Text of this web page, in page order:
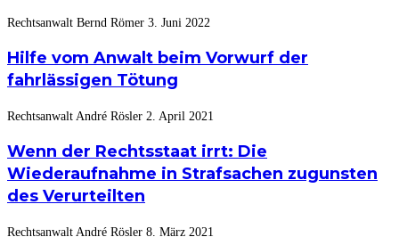
Rechtsanwalt Bernd Römer 3. Juni 2022
Hilfe vom Anwalt beim Vorwurf der
fahrlässigen Tötung
Rechtsanwalt André Rösler 2. April 2021
Wenn der Rechtsstaat irrt: Die
Wiederaufnahme in Strafsachen zugunsten
des Verurteilten
Rechtsanwalt André Rösler 8. März 2021